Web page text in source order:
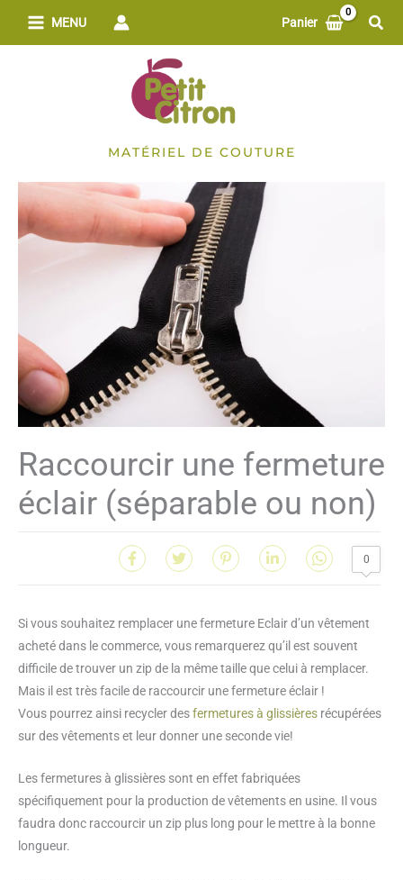
MENU Panier
MATÉRIEL DE COUTURE
Raccourcir une fermeture
éclair (séparable ou non)
0
Si vous souhaitez remplacer une fermeture Eclair d’un vêtement
acheté dans le commerce, vous remarquerez qu’il est souvent
difficile de trouver un zip de la même taille que celui à remplacer.
Mais il est très facile de raccourcir une fermeture éclair !
Vous pourrez ainsi recycler desfermetures à glissières récupérées
sur des vêtements et leur donner une seconde vie!
Les fermetures à glissières sont en effet fabriquées
spécifiquement pour la production de vêtements en usine. Il vous
faudra donc raccourcir un zip plus long pour le mettre à la bonne
longueur.